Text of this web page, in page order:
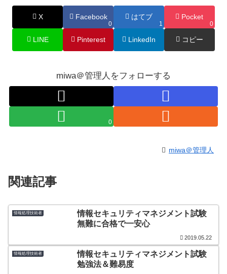
X Facebook
0
はてブ
1
Pocket
0
LINE Pinterest LinkedIn コピー
miwa＠管理人をフォローする
0
miwa＠管理人
関連記事
情報処理技術者
情報セキュリティマネジメント試験
無難に合格で一安心
2019.05.22
情報処理技術者
情報セキュリティマネジメント試験
勉強法＆難易度